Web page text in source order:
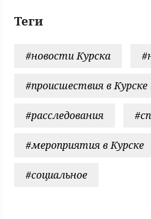
Теги
#новости Курска
#происшествия в
#расследования
#мероприятия в Курске
#социальное